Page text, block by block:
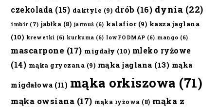
czekolada (15) daktyle (9) drób (16) dynia (22)
imbir (7) jabłka (8) jarmuż (6) kalafior(9) kasza jaglana
(10) krewetki (6) kurkuma (6) lowFODMAP (6) mango (6)
mascarpone (17) migdały (10) mleko ryżowe
(14) mąka gryczana (9) mąka jaglana (13) mąka
migdałowa (11) mąka orkiszowa (71)
mąka owsiana (17) mąka ryżowa (8) mąka z